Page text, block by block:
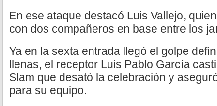
En ese ataque destacó Luis Vallejo,
con dos compañeros en base entre los
Ya en la sexta entrada llegó el golpe
llenas, el receptor Luis Pablo García
Slam que desató la celebración y
para su equipo.